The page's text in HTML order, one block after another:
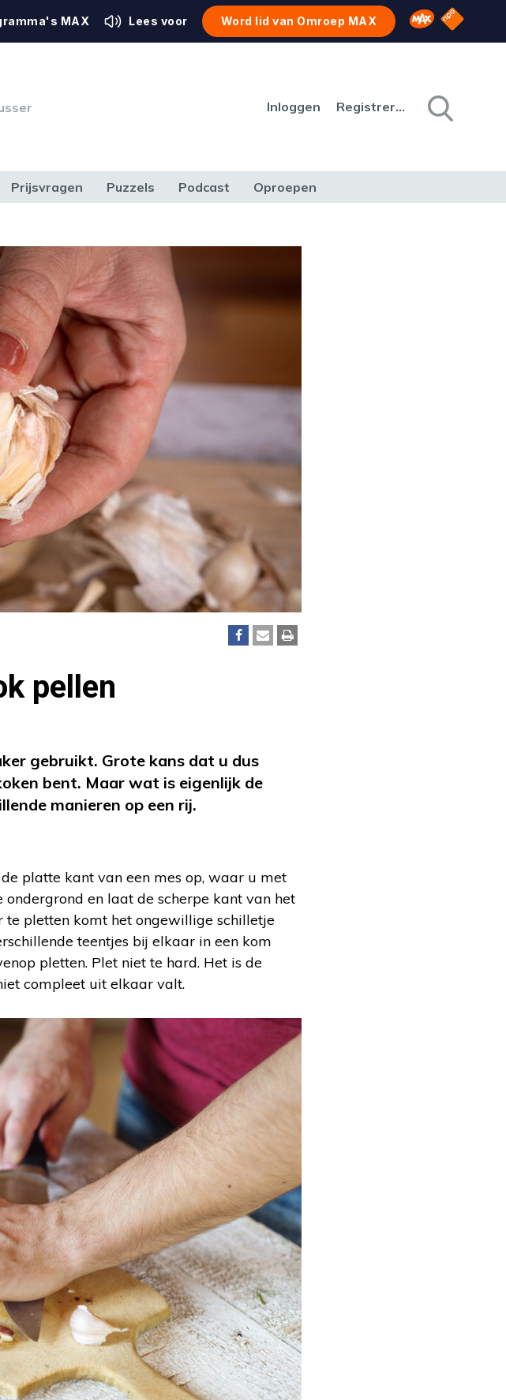
MAX Lees voor Word lid van Omroep MAX Omroep MAX
NPO
Inloggen Registreren
Prijsvragen Puzzels Podcast Oproepen
pellen
gebruikt. Grote kans dat u dus
bent. Maar wat is eigenlijk de
manieren op een rij.
platte kant van een mes op, waar u met
en laat de scherpe kant van het
te pletten komt het ongewillige schilletje
teentjes bij elkaar in een kom
pletten. Plet niet te hard. Het is de
compleet uit elkaar valt.